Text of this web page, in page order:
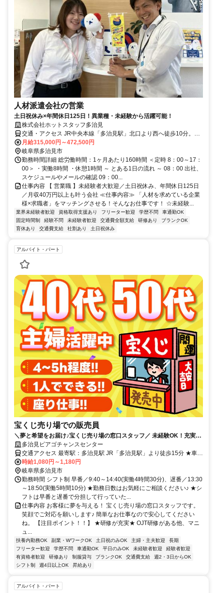
人材派遣会社の営業
土日祝休み×年間休日125日！異業種・未経験から活躍可能！
株式会社ホットスタッフ多治見
交通・アクセス JR中央本線「多治見駅」北口より西へ徒歩10分。中
央自動車道「多治見IC」より南へ1.5㎞。志野もみじ街道（国道248号
線）沿い「音羽町4」交差点の角です。
月給315,000円～472,500円
岐阜県多治見市
勤務時間詳細 総労働時間：1ヶ月あたり160時間 ＜定時 8：00～17：
00＞ ・実働8時間 ・休憩1時間 ～ とある1日の流れ ～ 08：00 出社、
スケジュールやメールの確認 09：00...
仕事内容 【 営業職 】未経験者大歓迎／土日祝休み、年間休日125日
／月収40万円以上も叶う会社 ≪仕事内容≫ 「人材を求めている企業
様×求職者」をマッチングさせる！そんなお仕事です！ ☆未経験...
業界未経験者歓迎 資格取得支援あり フリーター歓迎 学歴不問
車通勤OK
固定時間制
経験不問 未経験者歓迎 交通費全額支給 研修あり
ブランクOK
育休あり
交通費支給 社割あり 土日祝休み
アルバイト・パート
宝くじ売り場での販売員
＼夢と希望をお届け♪宝くじ売り場の窓口スタッフ／ 未経験OK！充実の
研修＆マニュアルありで安心です☆ 一人でできる座り仕事なのでゆった
り働けますよ♪
多治見ピアゴチャンスセンター
交通アクセス 最寄駅：多治見駅 JR「多治見駅」より徒歩15分 ★車・
自転車通勤OK！駐車場も完備♪
時給1,080円～1,180円
岐阜県多治見市
勤務時間 シフト制 早番／9:40～14:40(実働4時間30分)、遅番／13:30
～18:50(実働5時間10分) ★勤務日数はお気軽にご相談ください♪ ★シ
フトは早番と遅番で分担して行っていた...
仕事内容 お客様に夢を与える！ 宝くじ売り場の窓口スタッフです。
笑顔でご対応を願いします♪ 簡単なお仕事なので安心してください
ね。 【注目ポイント！！】 ★研修が充実★ OJT研修がある他、マニ
ュ...
扶養内勤務OK 副業・WワークOK 土日祝のみOK 主婦・主夫歓迎
長期
フリーター歓迎
学歴不問 車通勤OK 平日のみOK 未経験者歓迎
経験者歓迎
有資格者歓迎
研修あり 制服貸与 ブランクOK 交通費支給
週2・3日からOK
シフト制
週4日以上OK 昇給あり
アルバイト・パート